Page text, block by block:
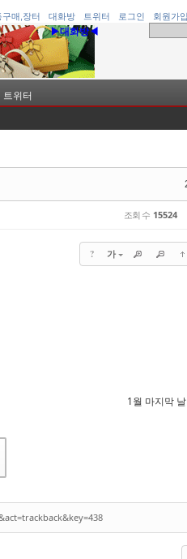
구매,장터 대화방 트위터 로그인 회원가입
▶대화방◀
트위터
조회 수 15524
? 가
1월 마지막